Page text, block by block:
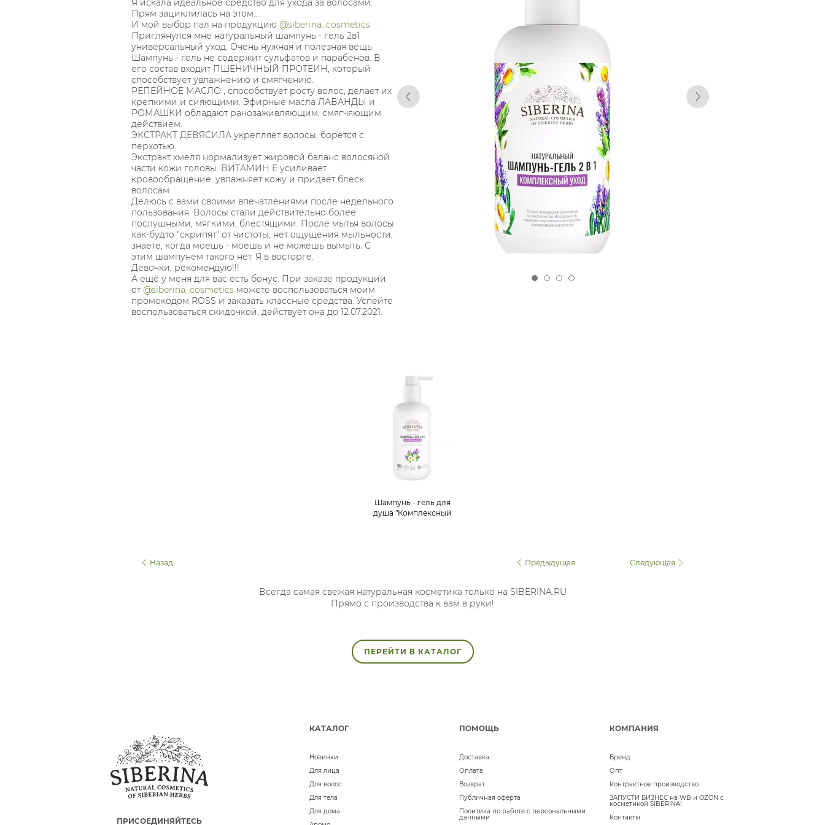
Я искала идеальное средство для ухода за волосами.
Прям зациклилась на этом....
И мой выбор пал на продукцию @siberina_cosmetics
Приглянулся мне натуральный шампунь - гель 2в1
универсальный уход. Очень нужная и полезная вещь.
Шампунь - гель не содержит сульфатов и парабенов. В
его состав входит ПШЕНИЧНЫЙ ПРОТЕИН, который
способствует увлажнению и смягчению.
РЕПЕЙНОЕ МАСЛО , способствует росту волос, делает их
крепкими и сияющими. Эфирные масла ЛАВАНДЫ и
РОМАШКИ обладают ранозаживляющим, смягчяющим
действием.
ЭКСТРАКТ ДЕВЯСИЛА укрепляет волосы, борется с
перхотью.
Экстракт хмеля нормализует жировой баланс волосяной
части кожи головы. ВИТАМИН Е усиливает
кровообращение, увлажняет кожу и придаёт блеск
волосам.
Делюсь с вами своими впечатлениями после недельного
пользования. Волосы стали действительно более
послушными, мягкими, блестящими. После мытья волосы
как-будто "скрипят" от чистоты, нет ощущения мыльности,
знаете, когда моешь - моешь и не можешь вымыть. С
этим шампунем такого нет. Я в восторге.
Девочки, рекомендую!!!
А ещё у меня для вас есть бонус. При заказе продукции
от@siberina_cosmeticsможете воспользоваться моим
промокодом ROSS и заказать классные средства. Успейте
воспользоваться скидочкой, действует она до 12.07.2021.
Шампунь - гель для
душа "Комплексный
Назад Предыдущая Следующая
Всегда самая свежая натуральная косметика только на SIBERINA.RU
Прямо с производства к вам в руки!
ПЕРЕЙТИ В КАТАЛОГ
ПРИСОЕДИНЯЙТЕСЬ
КАТАЛОГ
Новинки
Для лица
Для волос
Для тела
Для дома
ПОМОЩЬ
Доставка
Оплата
Возврат
Публичная оферта
Политика по работе с персональными
данными
КОМПАНИЯ
Бренд
Опт
Контрактное производство
ЗАПУСТИ БИЗНЕС на WB и OZON с
косметикой SIBERINA!
Контакты